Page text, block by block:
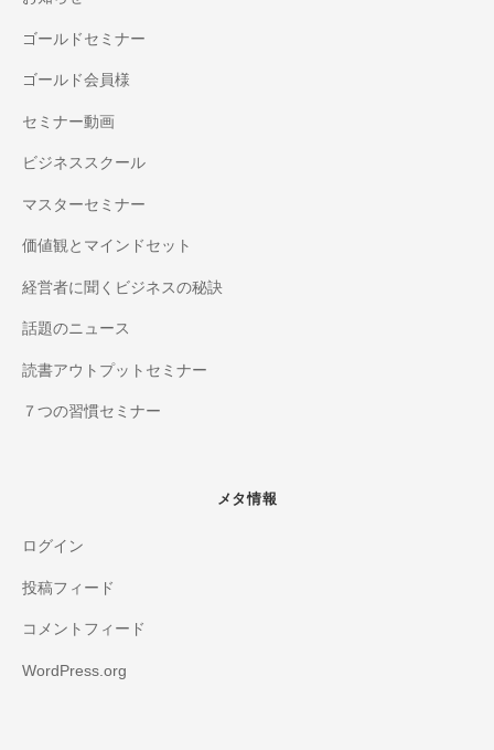
ゴールドセミナー
ゴールド会員様
セミナー動画
ビジネススクール
マスターセミナー
価値観とマインドセット
経営者に聞くビジネスの秘訣
話題のニュース
読書アウトプットセミナー
７つの習慣セミナー
メタ情報
ログイン
投稿フィード
コメントフィード
WordPress.org